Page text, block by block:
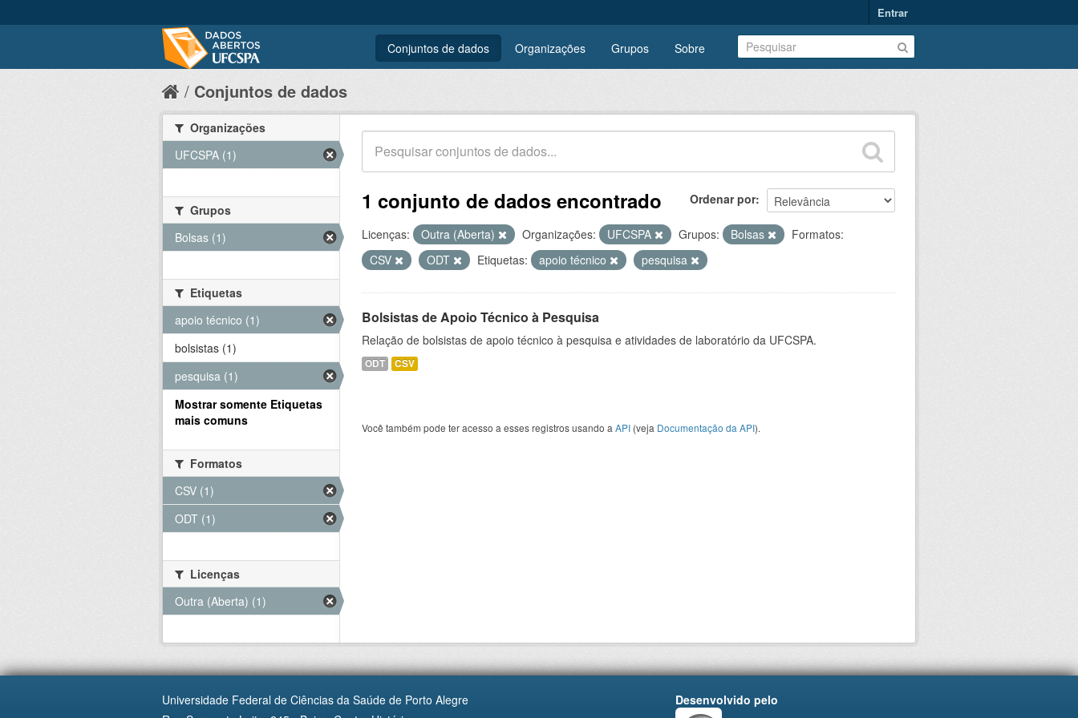
Entrar
Conjuntos de dados Organizações Grupos Sobre
Conjuntos de dados
Ordenar por
1 conjunto de dados encontrado
Licenças: Outra (Aberta) Organizações: UFCSPA Grupos: Bolsas
Formatos:
CSV
ODT Etiquetas: apoio técnico pesquisa
Bolsistas de Apoio Técnico à Pesquisa
Relação de bolsistas de apoio técnico à pesquisa e atividades de laboratório da UFCSPA.
ODT CSV
Você também pode ter acesso a esses registros usando a API (veja Documentação da API).
Organizações
UFCSPA (1)
Grupos
Bolsas (1)
Etiquetas
apoio técnico (1)
bolsistas (1)
pesquisa (1)
Mostrar somente Etiquetas
mais comuns
Formatos
CSV (1)
ODT (1)
Licenças
Outra (Aberta) (1)
Universidade Federal de Ciências da Saúde de Porto Alegre
Desenvolvido pelo